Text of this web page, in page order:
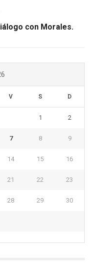
con Morales.
V S D
1 2
7 8 9
14 15 16
21 22 23
28 29 30